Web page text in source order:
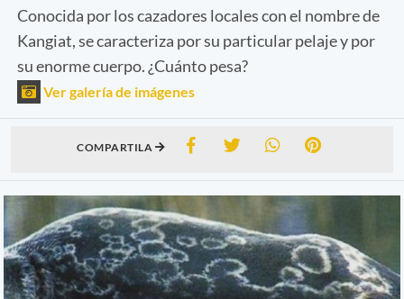
Conocida por los cazadores locales con el nombre de
Kangiat, se caracteriza por su particular pelaje y por
su enorme cuerpo. ¿Cuánto pesa?
Ver galería de imágenes
COMPARTILA